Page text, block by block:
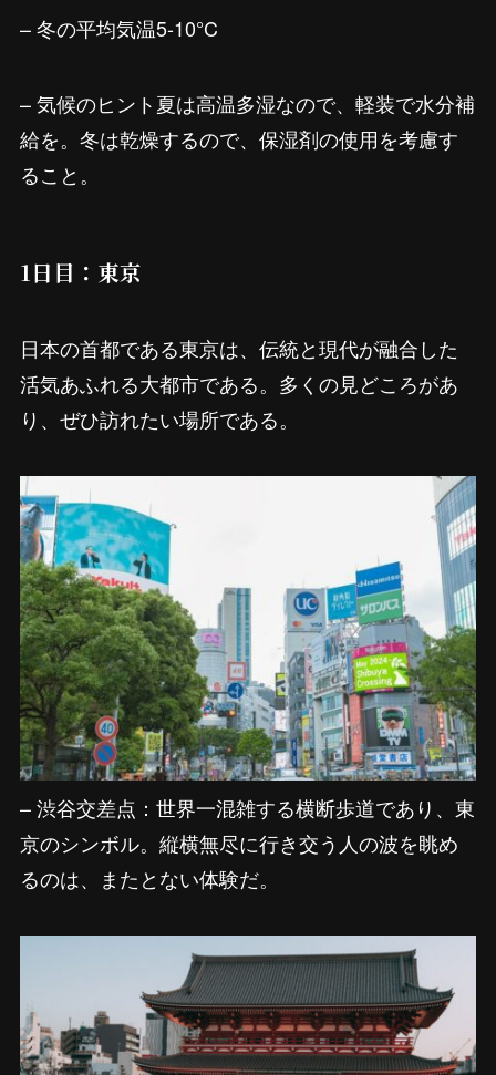
– 冬の平均気温5-10°C
– 気候のヒント夏は高温多湿なので、軽装で水分補
給を。冬は乾燥するので、保湿剤の使用を考慮す
ること。
1日目：東京
日本の首都である東京は、伝統と現代が融合した
活気あふれる大都市である。多くの見どころがあ
り、ぜひ訪れたい場所である。
– 渋谷交差点：世界一混雑する横断歩道であり、東
京のシンボル。縦横無尽に行き交う人の波を眺め
るのは、またとない体験だ。